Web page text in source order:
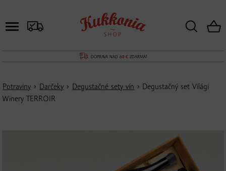
DOPRAVA NAD 60 €ZDARMA!
Potraviny › Darčeky › Degustačné sety vín › Degustačný set Világi
Winery TERROIR